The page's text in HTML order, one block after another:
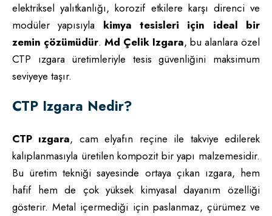
elektriksel yalıtkanlığı, korozif etkilere karşı direnci ve
modüler yapısıyla kimya tesisleri için ideal bir
zemin çözümüdür. Md Çelik Izgara, bu alanlara özel
CTP ızgara üretimleriyle tesis güvenliğini maksimum
seviyeye taşır.
CTP Izgara Nedir?
CTP ızgara, cam elyafın reçine ile takviye edilerek
kalıplanmasıyla üretilen kompozit bir yapı malzemesidir.
Bu üretim tekniği sayesinde ortaya çıkan ızgara, hem
hafif hem de çok yüksek kimyasal dayanım özelliği
gösterir. Metal içermediği için paslanmaz, çürümez ve